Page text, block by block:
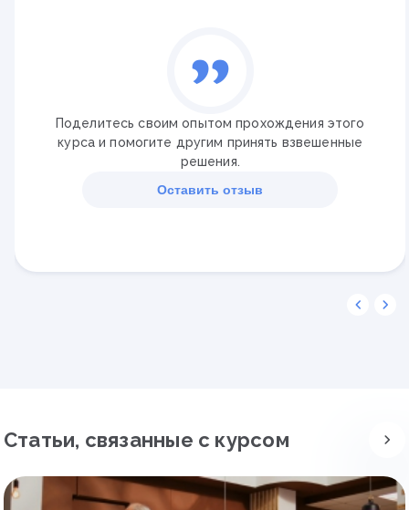
Поделитесь своим опытом прохождения этого
курса и помогите другим принять взвешенные
решения.
Оставить отзыв
Статьи, связанные с курсом